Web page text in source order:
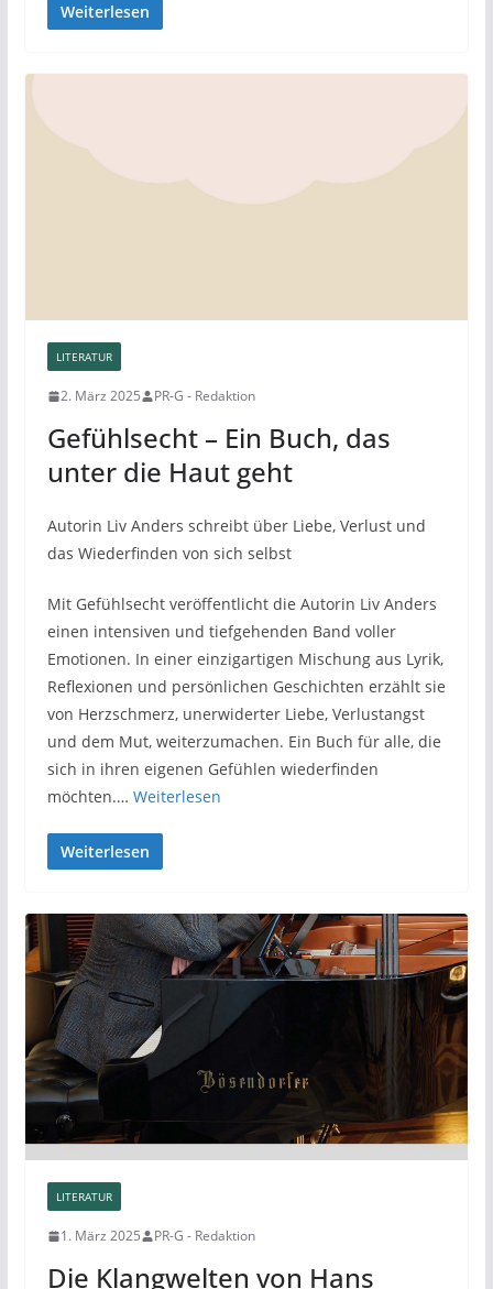
Weiterlesen
LITERATUR
2. März 2025 PR-G - Redaktion
Gefühlsecht – Ein Buch, das
unter die Haut geht
Autorin Liv Anders schreibt über Liebe, Verlust und
das Wiederfinden von sich selbst
Mit Gefühlsecht veröffentlicht die Autorin Liv Anders
einen intensiven und tiefgehenden Band voller
Emotionen. In einer einzigartigen Mischung aus Lyrik,
Reflexionen und persönlichen Geschichten erzählt sie
von Herzschmerz, unerwiderter Liebe, Verlustangst
und dem Mut, weiterzumachen. Ein Buch für alle, die
sich in ihren eigenen Gefühlen wiederfinden
möchten.… Weiterlesen
Weiterlesen
LITERATUR
1. März 2025 PR-G - Redaktion
Die Klangwelten von Hans